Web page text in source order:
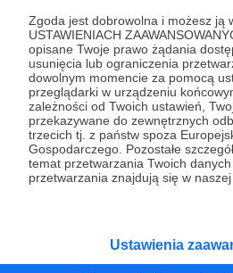
Zgoda jest dobrowolna i możesz ją
USTAWIENIACH
opisane Twoje prawo żądania
usunięcia lub ograniczenia
dowolnym momencie za pomocą
przeglądarki w urządzeniu
zależności od Twoich ustawień,
przekazywane do zewnętrznych
trzecich tj. z państw spoza
Gospodarczego. Pozostałe
temat przetwarzania Twoich
przetwarzania znajdują się w
Ustawienia
Dołącz do
Wesprzyj działalność Autora